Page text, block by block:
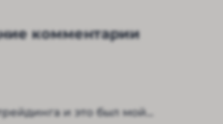
комментарии
и это был мой...